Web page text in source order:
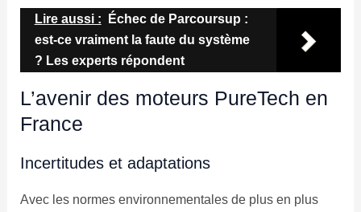
Lire aussi :
Échec de Parcoursup :
est-ce vraiment la faute du système
? Les experts répondent
L’avenir des moteurs PureTech en
France
Incertitudes et adaptations
Avec les normes environnementales de plus en plus